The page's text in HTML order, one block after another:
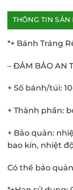
THÔNG TIN SẢN
*+ Bánh Tráng
– ĐẢM BẢO AN
+ Số bánh/túi:
+ Thành phần:
+ Bảo quản:
bao kín, nhiệt
Có thể bảo